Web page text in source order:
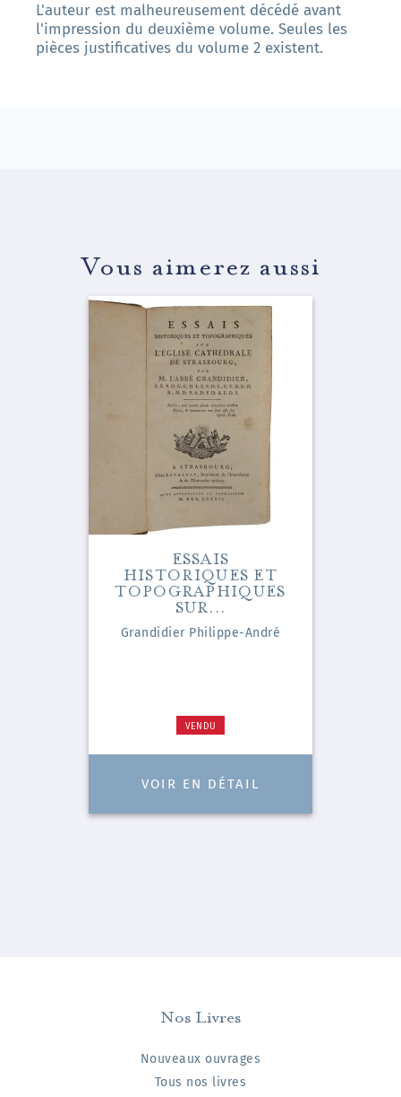
L'auteur est malheureusement décédé avant
l'impression du deuxième volume. Seules les
pièces justificatives du volume 2 existent.
Vous aimerez aussi
ESSAIS
HISTORIQUES ET
TOPOGRAPHIQUES
SUR...
Grandidier Philippe-André
VENDU
VOIR EN DÉTAIL
Nos Livres
Nouveaux ouvrages
Tous nos livres